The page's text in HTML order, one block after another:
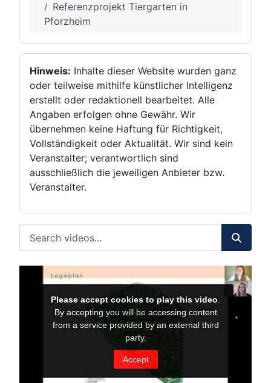
Referenzprojekt Tiergarten in
Pforzheim
Hinweis: Inhalte dieser Website wurden ganz
oder teilweise mithilfe künstlicher Intelligenz
erstellt oder redaktionell bearbeitet. Alle
Angaben erfolgen ohne Gewähr. Wir
übernehmen keine Haftung für Richtigkeit,
Vollständigkeit oder Aktualität. Wir sind kein
Veranstalter; verantwortlich sind
ausschließlich die jeweiligen Anbieter bzw.
Veranstalter.